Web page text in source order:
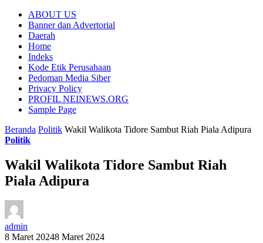
ABOUT US
Banner dan Advertorial
Daerah
Home
Indeks
Kode Etik Perusahaan
Pedoman Media Siber
Privacy Policy
PROFIL NEINEWS.ORG
Sample Page
Beranda Politik Wakil Walikota Tidore Sambut Riah Piala Adipura
Politik
Wakil Walikota Tidore Sambut Riah
Piala Adipura
admin
8 Maret 20248 Maret 2024